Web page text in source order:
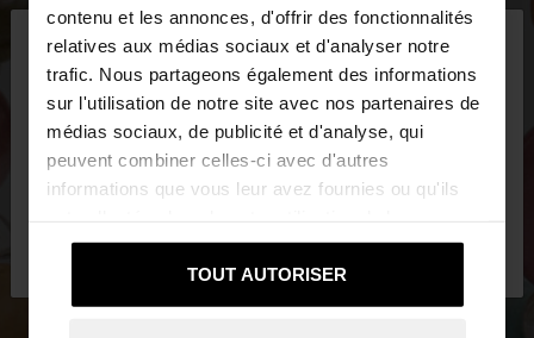
contenu et les annonces, d'offrir des fonctionnalités
relatives aux médias sociaux et d'analyser notre
trafic. Nous partageons également des informations
sur l'utilisation de notre site avec nos partenaires de
médias sociaux, de publicité et d'analyse, qui
peuvent combiner celles-ci avec d'autres
informations que vous leur avez fournies ou qu'ils
services.
TOUT AUTORISER
bonjour ×
Vous accédez au site depuis France. Voulez-vous
parcourir notre site au United States?